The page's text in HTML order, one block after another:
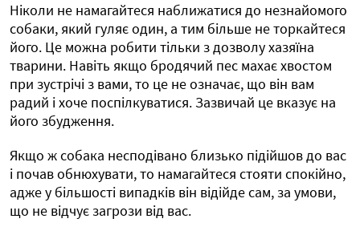
Ніколи не намагайтеся наближатися до незнайомого
собаки, який гуляє один, а тим більше не торкайтеся
його. Це можна робити тільки з дозволу хазяїна
тварини. Навіть якщо бродячий пес махає хвостом
при зустрічі з вами, то це не означає, що він вам
радий і хоче поспілкуватися. Зазвичай це вказує на
його збудження.
Якщо ж собака несподівано близько підійшов до вас
і почав обнюхувати, то намагайтеся стояти спокійно,
адже у більшості випадків він відійде сам, за умови,
що не відчує загрози від вас.